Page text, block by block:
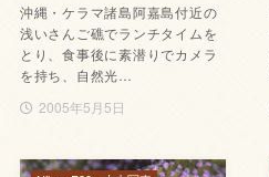
沖縄・ケラマ諸島阿嘉島付近の
浅いさんご礁でランチタイムを
とり、食事後に素潜りでカメラ
を持ち、自然光…
2005年5月5日